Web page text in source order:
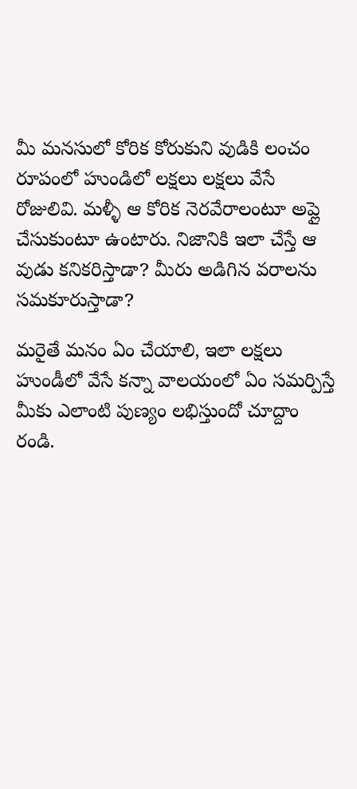
మీ మనసులో కోరిక కోరుకుని దేవుడికి లంచం
రూపంలో హుండిలో లక్షలు లక్షలు వేసే
రోజులివి. మళ్ళీ ఆ కోరిక నెరవేరాలంటూ అప్లై
చేసుకుంటూ ఉంటారు. నిజానికి ఇలా చేస్తే ఆ
దేవుడు కనికరిస్తాడా? మీరు అడిగిన వరాలను
సమకూరుస్తాడా?
మరైతే మనం ఏం చేయాలి, ఇలా లక్షలు
హుండీలో వేసే కన్నా దేవాలయంలో ఏం సమర్పిస్తే
మీకు ఎలాంటి పుణ్యం లభిస్తుందో చూద్దాం
రండి.